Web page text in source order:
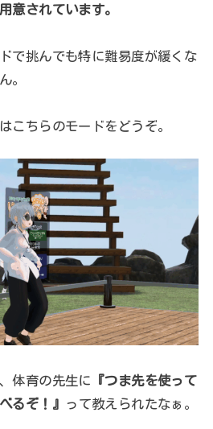
意されています。
で挑んでも特に難易度が緩くな
。
こちらのモードをどうぞ。
体育の先生に
『つま先を使って
るぞ！』 って教えられたなぁ。